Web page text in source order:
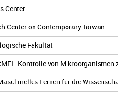
Center
Center on Contemporary Taiwan
Fakultät
- Kontrolle von
Lernen für die